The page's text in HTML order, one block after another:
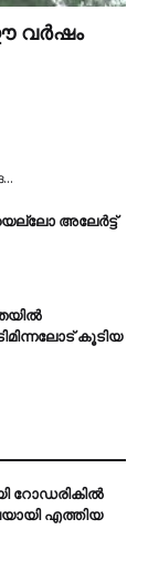
വര്‍ഷം
അലേര്‍ട്ട്
കൂടിയ
റോഡരികില്‍
എത്തിയ